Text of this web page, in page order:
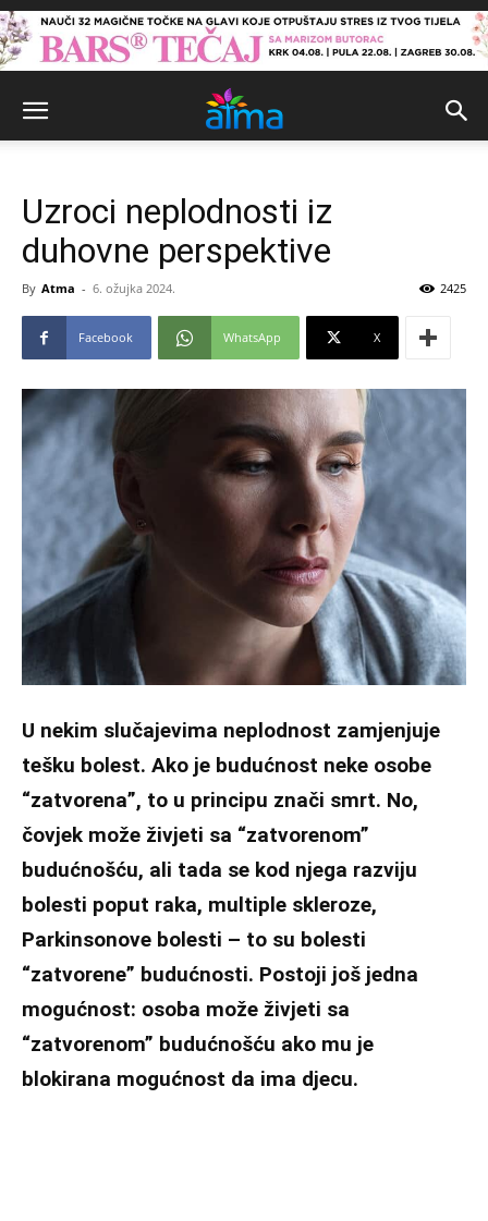
Uzroci neplodnosti iz
duhovne perspektive
By Atma - 6. ožujka 2024. 2425
Facebook WhatsApp X
U nekim slučajevima neplodnost zamjenjuje
tešku bolest. Ako je budućnost neke osobe
“zatvorena”, to u principu znači smrt. No,
čovjek može živjeti sa “zatvorenom”
budućnošću, ali tada se kod njega razviju
bolesti poput raka, multiple skleroze,
Parkinsonove bolesti – to su bolesti
“zatvorene” budućnosti. Postoji još jedna
mogućnost: osoba može živjeti sa
“zatvorenom” budućnošću ako mu je
blokirana mogućnost da ima djecu.